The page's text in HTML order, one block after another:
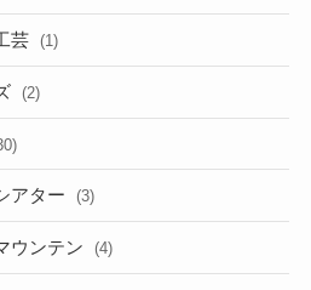
芸 (1)
(2)
アター (3)
ウンテン (4)